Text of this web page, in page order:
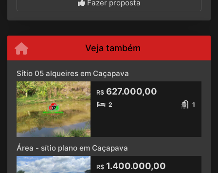
Fazer proposta
Veja também
Sítio 05 alqueires em Caçapava
R$ 627.000,00
2 1
Área - sítio plano em Caçapava
R$ 1.400.000,00